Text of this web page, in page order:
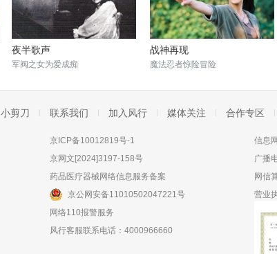
夜半歌声
军阀之女为爱成痴
战神再现
魔法忍者惊险冒险
小剪刀 联系我们 加入风行 媒体关注 合作专区
京ICP备10012819号-1
京网文[2024]3197-158号
药品医疗器械网络信息服务备案
京公网安备11010502047221号
网络110报警服务
风行客服联系电话：4000966660
信息
广播
网信
营业